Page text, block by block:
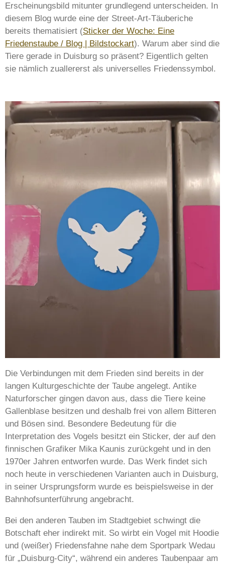
Erscheinungsbild mitunter grundlegend unterscheiden. In
diesem Blog wurde eine der Street-Art-Täuberiche
bereits thematisiert (Sticker der Woche: Eine
Friedenstaube / Blog | Bildstockart). Warum aber sind die
Tiere gerade in Duisburg so präsent? Eigentlich gelten
sie nämlich zuallererst als universelles Friedenssymbol.
Die Verbindungen mit dem Frieden sind bereits in der
langen Kulturgeschichte der Taube angelegt. Antike
Naturforscher gingen davon aus, dass die Tiere keine
Gallenblase besitzen und deshalb frei von allem Bitteren
und Bösen sind. Besondere Bedeutung für die
Interpretation des Vogels besitzt ein Sticker, der auf den
finnischen Grafiker Mika Kaunis zurückgeht und in den
1970er Jahren entworfen wurde. Das Werk findet sich
noch heute in verschiedenen Varianten auch in Duisburg,
in seiner Ursprungsform wurde es beispielsweise in der
Bahnhofsunterführung angebracht.
Bei den anderen Tauben im Stadtgebiet schwingt die
Botschaft eher indirekt mit. So wirbt ein Vogel mit Hoodie
und (weißer) Friedensfahne nahe dem Sportpark Wedau
für „Duisburg-City“, während ein anderes Taubenpaar am